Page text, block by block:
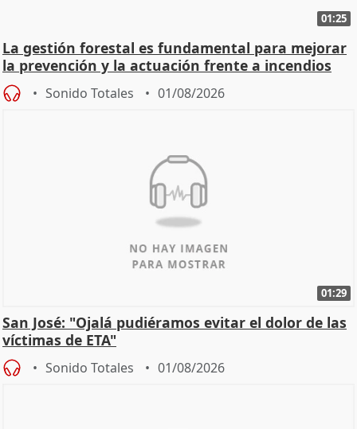
01:25
La gestión forestal es fundamental para mejorar
la prevención y la actuación frente a incendios
Sonido Totales 01/08/2026
01:29
San José: "Ojalá pudiéramos evitar el dolor de las
víctimas de ETA"
Sonido Totales 01/08/2026